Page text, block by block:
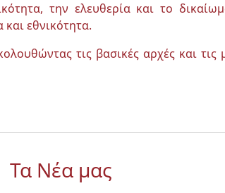
την ελευθερία και το
εθνικότητα.
τις βασικές αρχές και
Τα Νέα μας